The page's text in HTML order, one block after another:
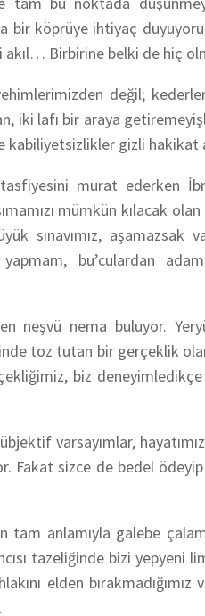
bir köprüye ihtiyaç
akıl… Birbirine belki de hiç
değil;
iki lafı bir araya
gizli hakikat
murat ederken
mümkün kılacak
sınavımız, aşamazsak
bu’culardan
neşvü nema buluyor.
toz tutan bir gerçeklik
biz
varsayımlar,
sizce de bedel ödeyip
tam anlamıyla galebe
tazeliğinde bizi yepyeni
elden bırakmadığımız